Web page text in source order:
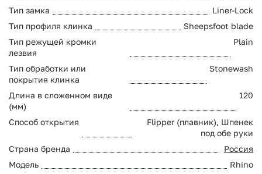
Тип замка
Liner-Lock
Тип профиля клинка
Sheepsfoot blade
Тип режущей кромки
лезвия
Plain
Тип обработки или
покрытия клинка
Stonewash
Длина в сложенном виде
(мм)
120
Способ открытия
Flipper (плавник), Шпенек
под обе руки
Страна бренда
Россия
Модель
Rhino